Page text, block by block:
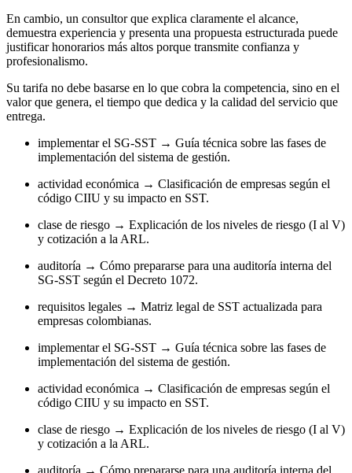
En cambio, un consultor que explica claramente el alcance,
demuestra experiencia y presenta una propuesta estructurada puede
justificar honorarios más altos porque transmite confianza y
profesionalismo.
Su tarifa no debe basarse en lo que cobra la competencia, sino en el
valor que genera, el tiempo que dedica y la calidad del servicio que
entrega.
implementar el SG-SST → Guía técnica sobre las fases de
implementación del sistema de gestión.
actividad económica → Clasificación de empresas según el
código CIIU y su impacto en SST.
clase de riesgo → Explicación de los niveles de riesgo (I al V)
y cotización a la ARL.
auditoría → Cómo prepararse para una auditoría interna del
SG-SST según el Decreto 1072.
requisitos legales → Matriz legal de SST actualizada para
empresas colombianas.
implementar el SG-SST → Guía técnica sobre las fases de
implementación del sistema de gestión.
actividad económica → Clasificación de empresas según el
código CIIU y su impacto en SST.
clase de riesgo → Explicación de los niveles de riesgo (I al V)
y cotización a la ARL.
auditoría → Cómo prepararse para una auditoría interna del